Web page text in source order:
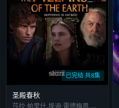
已完结 共8集
圣殿春秋
莎拉·帕里什,埃迪·雷德梅恩,马修·麦克费登,伊恩·麦柯肖恩